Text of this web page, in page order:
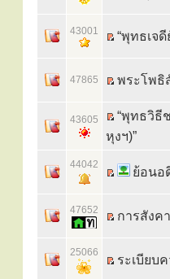
43001 “พุทธเจ
47865 พระโพธิ
43605
“พุทธวิธี
หุงฯ)”
44042
ย้อนอ
47652 การสังค
25066
ระเบียบ